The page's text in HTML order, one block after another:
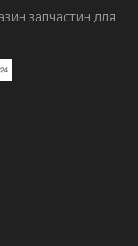
запчастин для